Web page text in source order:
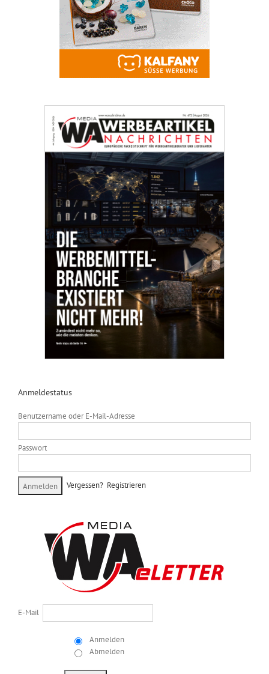
Anmeldestatus
Benutzername oder E-Mail-Adresse
Passwort
Vergessen? Registrieren
E-Mail
Anmelden
Abmelden